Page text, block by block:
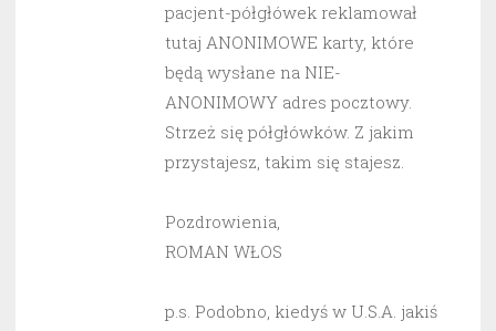
pacjent-półgłówek reklamował
tutaj ANONIMOWE karty, które
będą wysłane na NIE-
ANONIMOWY adres pocztowy.
Strzeż się półgłówków. Z jakim
przystajesz, takim się stajesz.
Pozdrowienia,
ROMAN WŁOS
p.s. Podobno, kiedyś w U.S.A. jakiś